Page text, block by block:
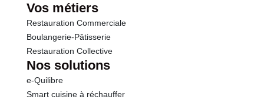
Vos métiers
Restauration Commerciale
Boulangerie-Pâtisserie
Restauration Collective
Nos solutions
e-Quilibre
Smart cuisine à réchauffer